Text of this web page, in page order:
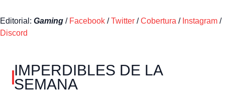
Editorial: Gaming / Facebook /Twitter /Cobertura / Instagram /
Discord
IMPERDIBLES DE LA
SEMANA